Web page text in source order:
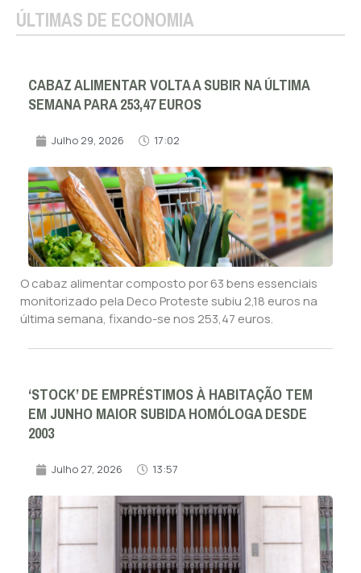
ÚLTIMAS DE ECONOMIA
CABAZ ALIMENTAR VOLTA A SUBIR NA ÚLTIMA
SEMANA PARA 253,47 EUROS
Julho 29, 2026 17:02
O cabaz alimentar composto por 63 bens essenciais
monitorizado pela Deco Proteste subiu 2,18 euros na
última semana, fixando-se nos 253,47 euros.
‘STOCK’ DE EMPRÉSTIMOS À HABITAÇÃO TEM
EM JUNHO MAIOR SUBIDA HOMÓLOGA DESDE
2003
Julho 27, 2026 13:57